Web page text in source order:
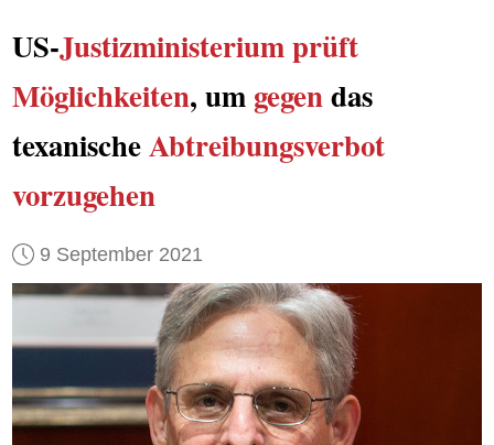
US-Justizministeriumprüft
Möglichkeiten, um gegendas
texanischeAbtreibungsverbot
vorzugehen
9 September 2021